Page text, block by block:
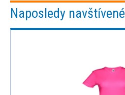
Naposledy navštívené